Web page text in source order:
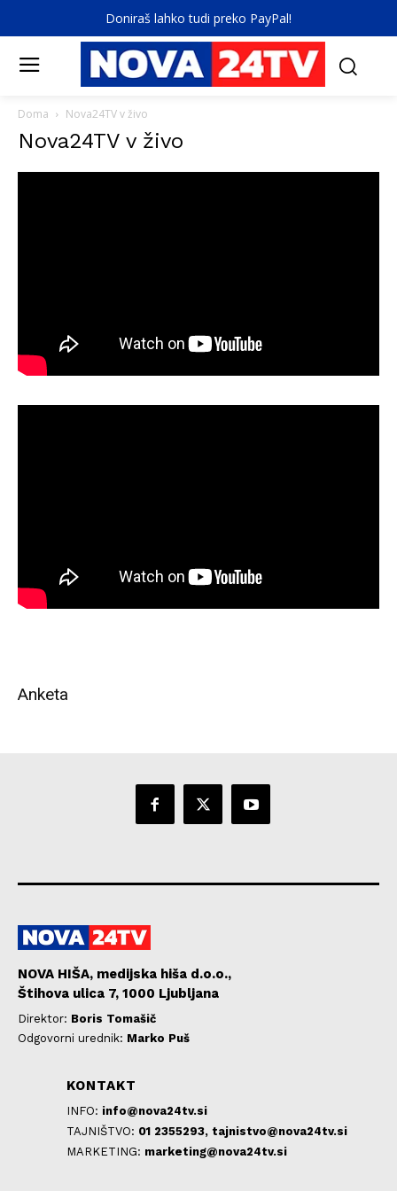
Doniraš lahko tudi preko PayPal!
Doma Nova24TV v živo
Nova24TV v živo
Anketa
NOVA HIŠA, medijska hiša d.o.o.,
Štihova ulica 7, 1000 Ljubljana
Direktor: Boris Tomašič
Odgovorni urednik: Marko Puš
KONTAKT
INFO: info@nova24tv.si
TAJNIŠTVO: 01 2355293, tajnistvo@nova24tv.si
MARKETING: marketing@nova24tv.si